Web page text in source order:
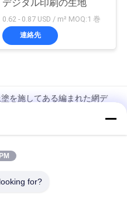
デジタル印刷の生地
0.62 - 0.87 USD / m² MOQ:1 巻
連絡先
を施してある編まれた網デ
印刷する旗
生地のデジタル インクジェ
for?